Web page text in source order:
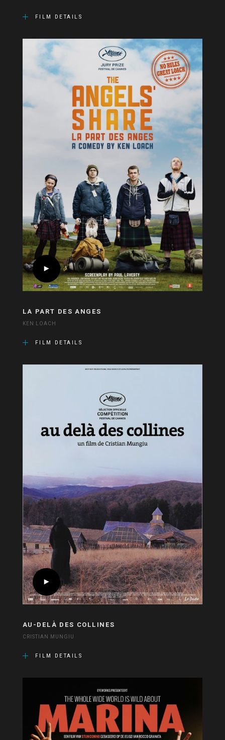
FILM DETAILS
LA PART DES ANGES
KEN LOACH
FILM DETAILS
AU-DELÀ DES COLLINES
CRISTIAN MUNGIU
FILM DETAILS